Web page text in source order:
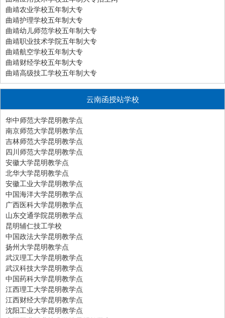
曲靖农业学校五年制大专
曲靖护理学校五年制大专
曲靖幼儿师范学校五年制大专
曲靖职业技术学院五年制大专
曲靖航空学校五年制大专
曲靖财经学校五年制大专
曲靖高级技工学校五年制大专
云南函授站学校
华中师范大学昆明教学点
南京师范大学昆明教学点
吉林师范大学昆明教学点
四川师范大学昆明教学点
安徽大学昆明教学点
北华大学昆明教学点
安徽工业大学昆明教学点
中国海洋大学昆明教学点
广西医科大学昆明教学点
山东交通学院昆明教学点
昆明辅仁技工学校
中国政法大学昆明教学点
扬州大学昆明教学点
武汉理工大学昆明教学点
武汉科技大学昆明教学点
中国药科大学昆明教学点
江西理工大学昆明教学点
江西财经大学昆明教学点
沈阳工业大学昆明教学点